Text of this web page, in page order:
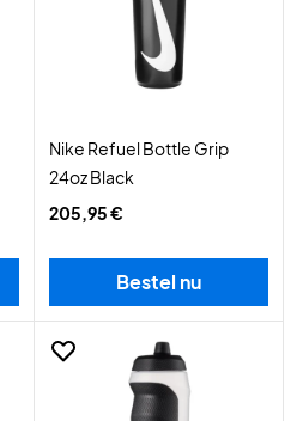
Nike Refuel Bottle Grip
24oz Black
205,95 €
Bestel nu